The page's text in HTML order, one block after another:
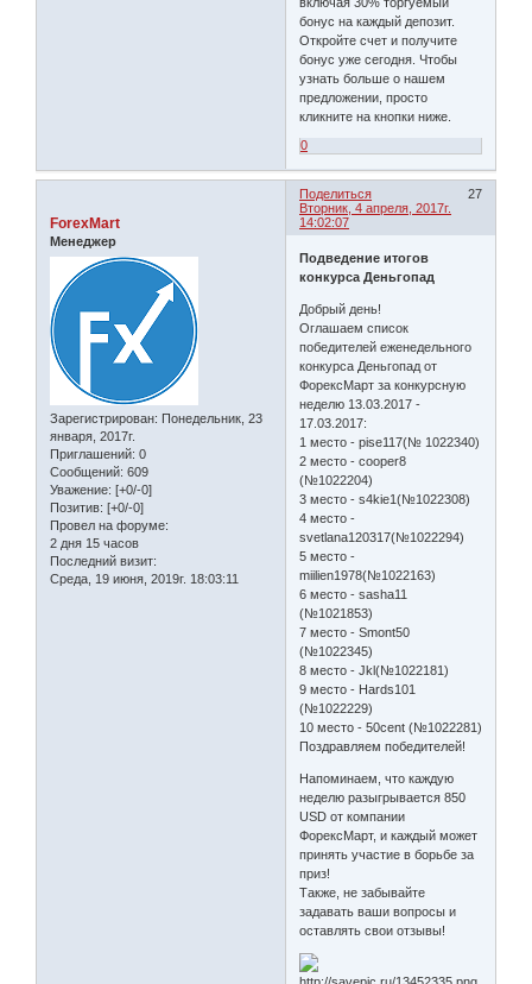
включая 30% торгуемый
бонус на каждый депозит.
Откройте счет и получите
бонус уже сегодня. Чтобы
узнать больше о нашем
предложении, просто
кликните на кнопки ниже.
0
Поделиться
27
Вторник, 4 апреля, 2017г.
14:02:07
ForexMart
Менеджер
Зарегистрирован: Понедельник, 23
января, 2017г.
Приглашений: 0
Сообщений: 609
Уважение: [+0/-0]
Позитив: [+0/-0]
Провел на форуме:
2 дня 15 часов
Последний визит:
Среда, 19 июня, 2019г. 18:03:11
Подведение итогов
конкурса Деньгопад
Добрый день!
Оглашаем список
победителей еженедельного
конкурса Деньгопад от
ФорексМарт за конкурсную
неделю 13.03.2017 -
17.03.2017:
1 место - pise117(№ 1022340)
2 место - cooper8
(№1022204)
3 место - s4kie1(№1022308)
4 место -
svetlana120317(№1022294)
5 место -
miilien1978(№1022163)
6 место - sasha11
(№1021853)
7 место - Smont50
(№1022345)
8 место - Jkl(№1022181)
9 место - Hards101
(№1022229)
10 место - 50cent (№1022281)
Поздравляем победителей!
Напоминаем, что каждую
неделю разыгрывается 850
USD от компании
ФорексМарт, и каждый может
принять участие в борьбе за
приз!
Также, не забывайте
задавать ваши вопросы и
оставлять свои отзывы!